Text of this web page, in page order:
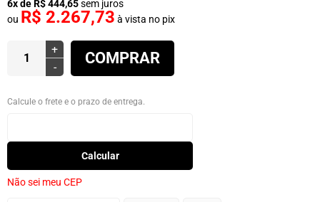
6x de R$ 444,65sem juros
ou R$ 2.267,73 à vista no pix
+
-
COMPRAR
Calcule o frete e o prazo de entrega.
Calcular
Não sei meu CEP